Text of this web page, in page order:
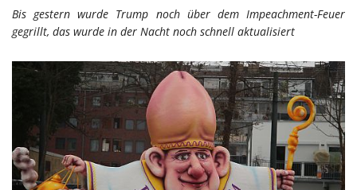
Bis gestern wurde Trump noch über dem Impeachment-Feuer
gegrillt, das wurde in der Nacht noch schnell aktualisiert